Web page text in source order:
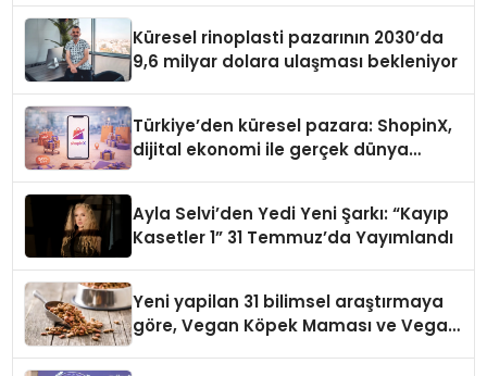
Küresel rinoplasti pazarının 2030’da
9,6 milyar dolara ulaşması bekleniyor
Türkiye’den küresel pazara: ShopinX,
dijital ekonomi ile gerçek dünya
Ayla Selvi’den Yedi Yeni Şarkı: “Kayıp
Kasetler 1” 31 Temmuz’da Yayımlandı
Yeni yapilan 31 bilimsel araştırmaya
göre, Vegan Köpek Maması ve Vegan